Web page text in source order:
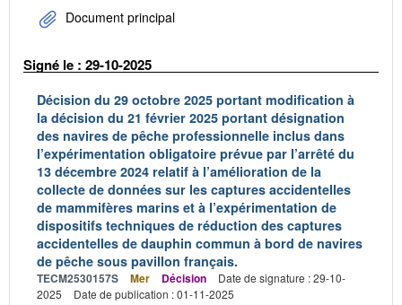
Document principal
Signé le : 29-10-2025
Décision du 29 octobre 2025 portant modification à
la décision du 21 février 2025 portant désignation
des navires de pêche professionnelle inclus dans
l’expérimentation obligatoire prévue par l’arrêté du
13 décembre 2024 relatif à l’amélioration de la
collecte de données sur les captures accidentelles
de mammifères marins et à l’expérimentation de
dispositifs techniques de réduction des captures
accidentelles de dauphin commun à bord de navires
de pêche sous pavillon français.
TECM2530157S Mer Décision
Date de signature : 29-10-
2025
Date de publication : 01-11-2025